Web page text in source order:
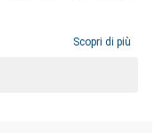
Scopri di più